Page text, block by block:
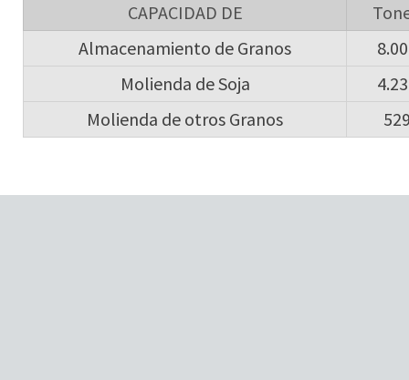
CAPACIDAD DE
Almacenamiento de Granos
Molienda de Soja
Molienda de otros Granos